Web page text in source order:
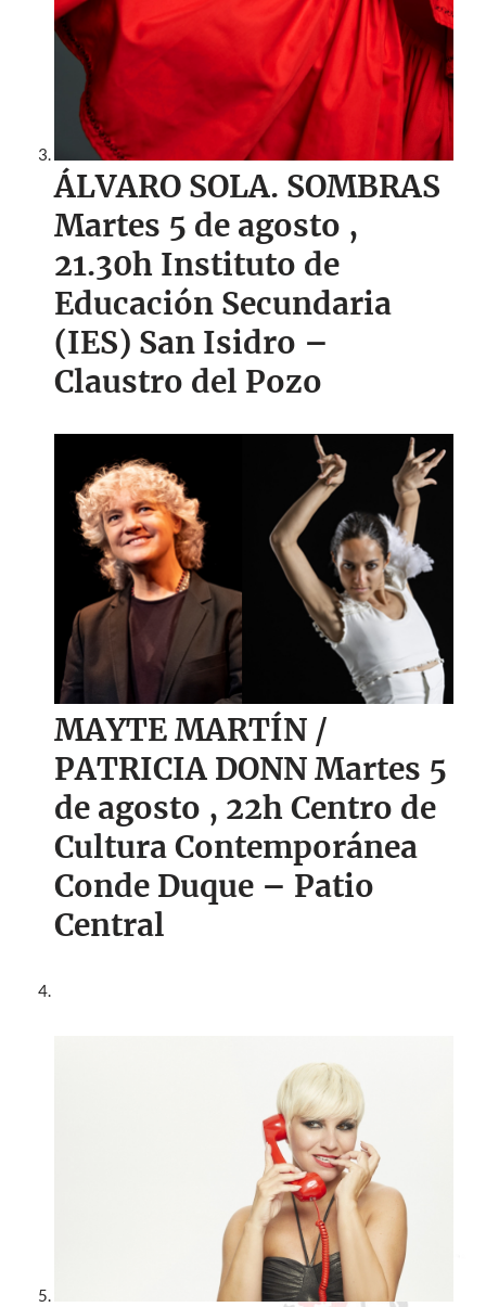
ÁLVARO SOLA. SOMBRAS
Martes 5 de agosto ,
21.30h Instituto de
Educación Secundaria
(IES) San Isidro –
Claustro del Pozo
MAYTE MARTÍN /
PATRICIA DONN Martes 5
de agosto , 22h Centro de
Cultura Contemporánea
Conde Duque – Patio
Central